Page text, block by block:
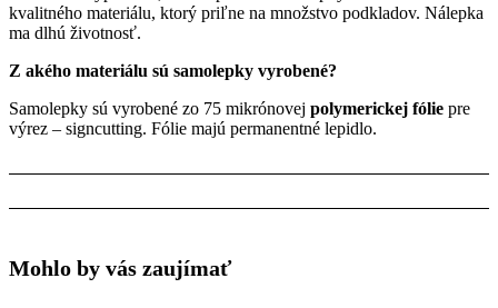
kvalitného materiálu, ktorý priľne na množstvo podkladov. Nálepka
ma dlhú životnosť.
Z akého materiálu sú samolepky vyrobené?
Samolepky sú vyrobené zo 75 mikrónovej polymerickej fólie pre
výrez – signcutting. Fólie majú permanentné lepidlo.
Mohlo by vás zaujímať